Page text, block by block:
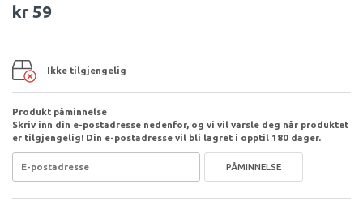
kr 59
Ikke tilgjengelig
Produkt påminnelse
Skriv inn din e-postadresse nedenfor, og vi vil varsle deg når produktet
er tilgjengelig! Din e-postadresse vil bli lagret i opptil 180 dager.
PÅMINNELSE